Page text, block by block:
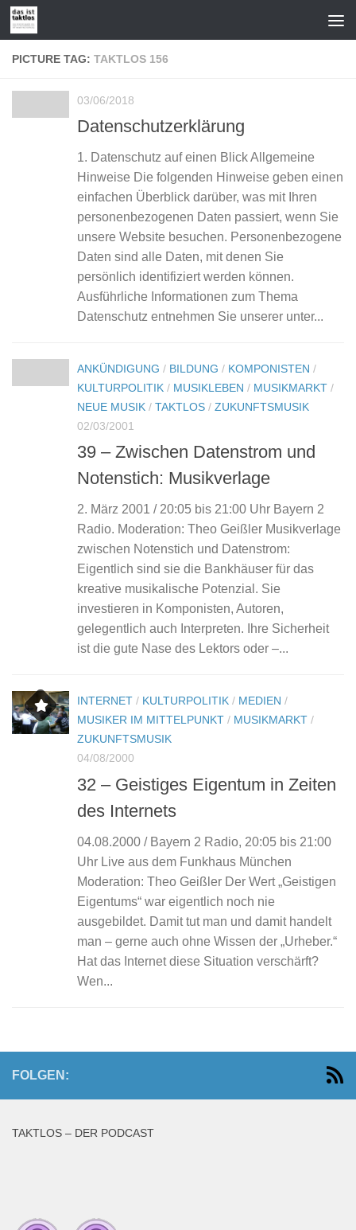
Zum Inhalt springen
PICTURE TAG: TAKTLOS 156
03/06/2018
Datenschutzerklärung
1. Datenschutz auf einen Blick Allgemeine
Hinweise Die folgenden Hinweise geben einen
einfachen Überblick darüber, was mit Ihren
personenbezogenen Daten passiert, wenn Sie
unsere Website besuchen. Personenbezogene
Daten sind alle Daten, mit denen Sie
persönlich identifiziert werden können.
Ausführliche Informationen zum Thema
Datenschutz entnehmen Sie unserer unter...
ANKÜNDIGUNG / BILDUNG / KOMPONISTEN /
KULTURPOLITIK / MUSIKLEBEN / MUSIKMARKT /
NEUE MUSIK / TAKTLOS / ZUKUNFTSMUSIK
02/03/2001
39 – Zwischen Datenstrom und
Notenstich: Musikverlage
2. März 2001 / 20:05 bis 21:00 Uhr Bayern 2
Radio. Moderation: Theo Geißler Musikverlage
zwischen Notenstich und Datenstrom:
Eigentlich sind sie die Bankhäuser für das
kreative musikalische Potenzial. Sie
investieren in Komponisten, Autoren,
gelegentlich auch Interpreten. Ihre Sicherheit
ist die gute Nase des Lektors oder –...
INTERNET / KULTURPOLITIK / MEDIEN /
MUSIKER IM MITTELPUNKT / MUSIKMARKT /
ZUKUNFTSMUSIK
04/08/2000
32 – Geistiges Eigentum in Zeiten
des Internets
04.08.2000 / Bayern 2 Radio, 20:05 bis 21:00
Uhr Live aus dem Funkhaus München
Moderation: Theo Geißler Der Wert „Geistigen
Eigentums“ war eigentlich noch nie
ausgebildet. Damit tut man und damit handelt
man – gerne auch ohne Wissen der „Urheber.“
Hat das Internet diese Situation verschärft?
Wen...
FOLGEN:
TAKTLOS – DER PODCAST